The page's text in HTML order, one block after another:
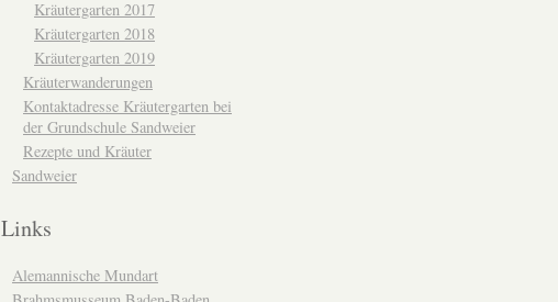
Kräutergarten 2017
Kräutergarten 2018
Kräutergarten 2019
Kräuterwanderungen
Kontaktadresse Kräutergarten bei
der Grundschule Sandweier
Rezepte und Kräuter
Sandweier
Links
Alemannische Mundart